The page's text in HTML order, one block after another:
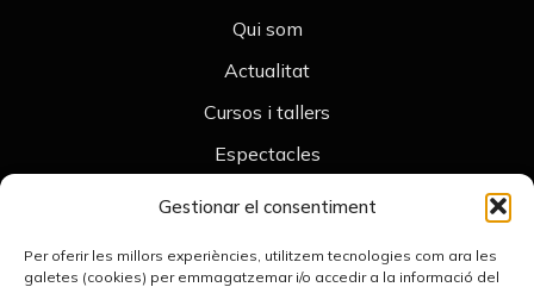
Gestionar el consentiment
Per oferir les millors experiències, utilitzem tecnologies com ara les
galetes (cookies) per emmagatzemar i/o accedir a la informació del
Qui som
Actualitat
Cursos i tallers
Espectacles
Contacte
Avís legal